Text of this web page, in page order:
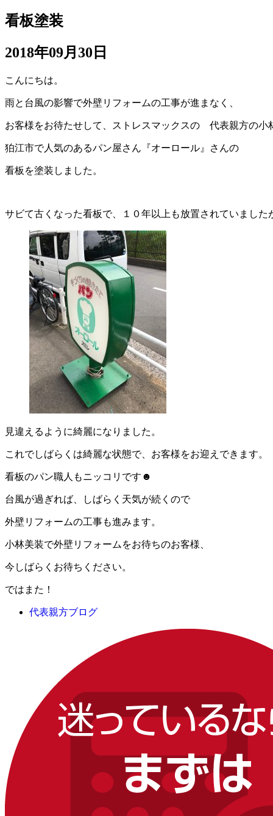
看板塗装
2018年09月30日
こんにちは。
雨と台風の影響で外壁リフォームの工事が進まなく、
お客様をお待たせして、ストレスマックスの 代表親方の小
狛江市で人気のあるパン屋さん『オーロール』さんの
看板を塗装しました。
サビて古くなった看板で、１０年以上も放置されていました
見違えるように綺麗になりました。
これでしばらくは綺麗な状態で、お客様をお迎えできます。
看板のパン職人もニッコリです☻
台風が過ぎれば、しばらく天気が続くので
外壁リフォームの工事も進みます。
小林美装で外壁リフォームをお待ちのお客様、
今しばらくお待ちください。
ではまた！
代表親方ブログ